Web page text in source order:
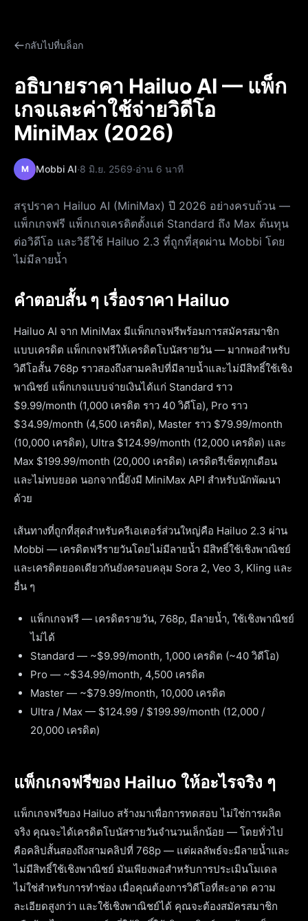
กลับไปที่บล็อก
อธิบายราคา Hailuo AI — แพ็ก
เกจและค่าใช้จ่ายวิดีโอ
MiniMax (2026)
M Mobbi AI·8 มิ.ย. 2569·อ่าน 6 นาที
สรุปราคา Hailuo AI (MiniMax) ปี 2026 อย่างครบถ้วน —
แพ็กเกจฟรี แพ็กเกจเครดิตตั้งแต่ Standard ถึง Max ต้นทุน
ต่อวิดีโอ และวิธีใช้ Hailuo 2.3 ที่ถูกที่สุดผ่าน Mobbi โดย
ไม่มีลายน้ำ
คำตอบสั้น ๆ เรื่องราคา Hailuo
Hailuo AI จาก MiniMax มีแพ็กเกจฟรีพร้อมการสมัครสมาชิก
แบบเครดิต แพ็กเกจฟรีให้เครดิตโบนัสรายวัน — มากพอสำหรับ
วิดีโอสั้น 768p ราวสองถึงสามคลิปที่มีลายน้ำและไม่มีสิทธิ์ใช้เชิง
พาณิชย์ แพ็กเกจแบบจ่ายเงินได้แก่ Standard ราว
$9.99/month (1,000 เครดิต ราว 40 วิดีโอ), Pro ราว
$34.99/month (4,500 เครดิต), Master ราว $79.99/month
(10,000 เครดิต), Ultra $124.99/month (12,000 เครดิต) และ
Max $199.99/month (20,000 เครดิต) เครดิตรีเซ็ตทุกเดือน
และไม่ทบยอด นอกจากนี้ยังมี MiniMax API สำหรับนักพัฒนา
ด้วย
เส้นทางที่ถูกที่สุดสำหรับครีเอเตอร์ส่วนใหญ่คือ Hailuo 2.3 ผ่าน
Mobbi — เครดิตฟรีรายวันโดยไม่มีลายน้ำ มีสิทธิ์ใช้เชิงพาณิชย์
และเครดิตยอดเดียวกันยังครอบคลุม Sora 2, Veo 3, Kling และ
อื่น ๆ
แพ็กเกจฟรี — เครดิตรายวัน, 768p, มีลายน้ำ, ใช้เชิงพาณิชย์
ไม่ได้
Standard — ~$9.99/month, 1,000 เครดิต (~40 วิดีโอ)
Pro — ~$34.99/month, 4,500 เครดิต
Master — ~$79.99/month, 10,000 เครดิต
Ultra / Max — $124.99 / $199.99/month (12,000 /
20,000 เครดิต)
แพ็กเกจฟรีของ Hailuo ให้อะไรจริง ๆ
แพ็กเกจฟรีของ Hailuo สร้างมาเพื่อการทดสอบ ไม่ใช่การผลิต
จริง คุณจะได้เครดิตโบนัสรายวันจำนวนเล็กน้อย — โดยทั่วไป
คือคลิปสั้นสองถึงสามคลิปที่ 768p — แต่ผลลัพธ์จะมีลายน้ำและ
ไม่มีสิทธิ์ใช้เชิงพาณิชย์ มันเพียงพอสำหรับการประเมินโมเดล
ไม่ใช่สำหรับการทำช่อง เมื่อคุณต้องการวิดีโอที่สะอาด ความ
ละเอียดสูงกว่า และใช้เชิงพาณิชย์ได้ คุณจะต้องสมัครสมาชิก